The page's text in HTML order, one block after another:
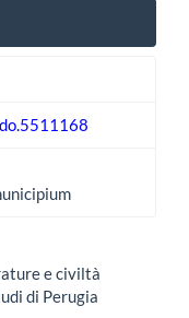
e civiltà
di Perugia